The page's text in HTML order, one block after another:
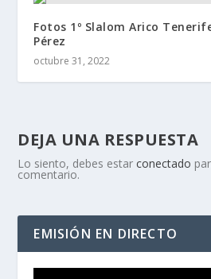
Fotos 1º Slalom Arico
Pérez
octubre 31, 2022
DEJA UNA RESPUESTA
Lo siento, debes estarconectado
comentario.
EMISIÓN EN DIRECTO